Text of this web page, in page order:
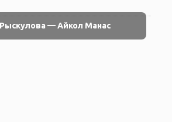
— Айкол Манас